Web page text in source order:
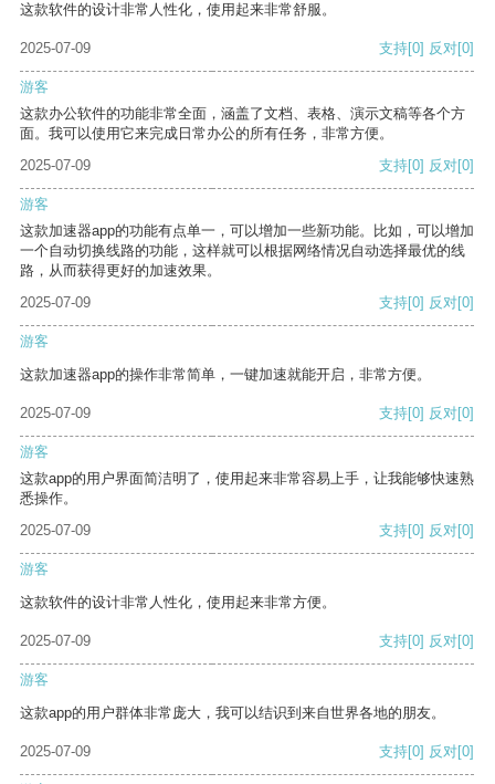
这款软件的设计非常人性化，使用起来非常舒服。
2025-07-09 支持[0] 反对[0]
游客
这款办公软件的功能非常全面，涵盖了文档、表格、演示文稿等各个方
面。我可以使用它来完成日常办公的所有任务，非常方便。
2025-07-09
支持[0] 反对[0]
游客
这款加速器app的功能有点单一，可以增加一些新功能。比如，可以增加
一个自动切换线路的功能，这样就可以根据网络情况自动选择最优的线
路，从而获得更好的加速效果。
2025-07-09
支持[0] 反对[0]
游客
这款加速器app的操作非常简单，一键加速就能开启，非常方便。
2025-07-09 支持[0] 反对[0]
游客
这款app的用户界面简洁明了，使用起来非常容易上手，让我能够快速熟
悉操作。
2025-07-09
支持[0] 反对[0]
游客
这款软件的设计非常人性化，使用起来非常方便。
2025-07-09 支持[0] 反对[0]
游客
这款app的用户群体非常庞大，我可以结识到来自世界各地的朋友。
2025-07-09 支持[0] 反对[0]